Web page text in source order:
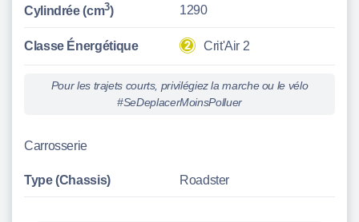
Cylindrée (cm3) 1290
Classe Énergétique Crit'Air 2
Pour les trajets courts, privilégiez la marche ou le vélo
#SeDeplacerMoinsPolluer
Carrosserie
Type (Chassis) Roadster